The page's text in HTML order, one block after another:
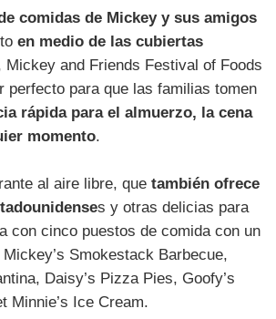
comidas de Mickey y sus amigos
en medio de las cubiertas
Mickey and Friends Festival of Foods
perfecto para que las familias tomen
rápida para el almuerzo, la cena
momento.
al aire libre, que también ofrece
s y otras delicias para
con cinco puestos de comida con un
Smokestack Barbecue,
Daisy’s Pizza Pies, Goofy’s
Minnie’s Ice Cream.